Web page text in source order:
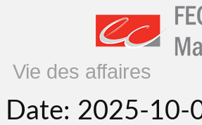
Vie des affaires
Date: 2025-10-